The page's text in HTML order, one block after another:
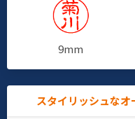
9mm
スタイリッシュなオ